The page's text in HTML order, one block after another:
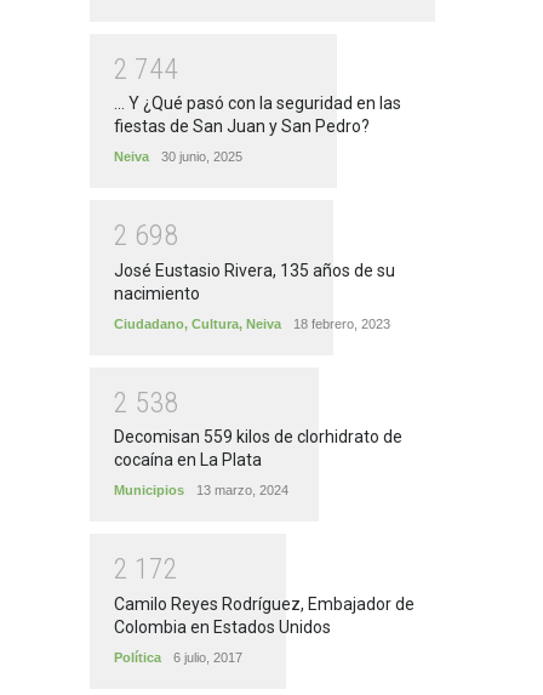
2 744
... Y ¿Qué pasó con la seguridad en las
fiestas de San Juan y San Pedro?
Neiva 30 junio, 2025
2 698
José Eustasio Rivera, 135 años de su
nacimiento
Ciudadano, Cultura, Neiva 18 febrero, 2023
2 538
Decomisan 559 kilos de clorhidrato de
cocaína en La Plata
Municipios 13 marzo, 2024
2 1 72
Camilo Reyes Rodríguez, Embajador de
Colombia en Estados Unidos
Política 6 julio, 2017